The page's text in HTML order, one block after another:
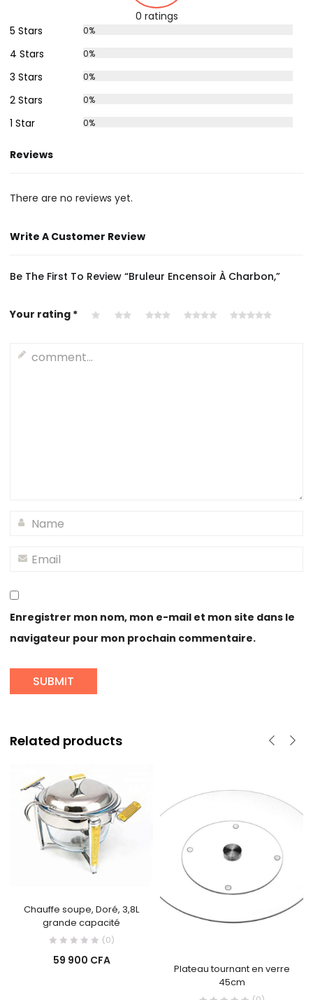
0 ratings
5 Stars
0%
4 Stars 0%
3 Stars 0%
2 Stars 0%
1 Star 0%
Reviews
There are no reviews yet.
Write A Customer Review
Be The First To Review “Bruleur Encensoir À Charbon,”
Your rating *
Enregistrer mon nom, mon e-mail et mon site dans le
navigateur pour mon prochain commentaire.
Related products
Chauffe soupe, Doré, 3,8L
grande capacité
(0)
59 900 CFA
Plateau tournant en verre
45cm